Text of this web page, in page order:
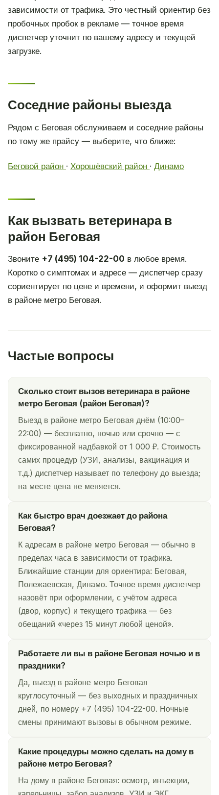
зависимости от трафика. Это честный ориентир без
пробочных пробок в рекламе — точное время
диспетчер уточнит по вашему адресу и текущей
загрузке.
Соседние районы выезда
Рядом с Беговая обслуживаем и соседние районы
по тому же прайсу — выберите, что ближе:
Беговой район · Хорошёвский район · Динамо
Как вызвать ветеринара в
район Беговая
Звоните +7 (495) 104-22-00 в любое время.
Коротко о симптомах и адресе — диспетчер сразу
сориентирует по цене и времени, и оформит выезд
в районе метро Беговая.
Частые вопросы
Сколько стоит вызов ветеринара в районе
метро Беговая (район Беговая)?
Выезд в районе метро Беговая днём (10:00–
22:00) — бесплатно, ночью или срочно — с
фиксированной надбавкой от 1 000 ₽. Стоимость
самих процедур (УЗИ, анализы, вакцинация и
т.д.) диспетчер называет по телефону до выезда;
на месте цена не меняется.
Как быстро врач доезжает до района
Беговая?
К адресам в районе метро Беговая — обычно в
пределах часа в зависимости от трафика.
Ближайшие станции для ориентира: Беговая,
Полежаевская, Динамо. Точное время диспетчер
назовёт при оформлении, с учётом адреса
(двор, корпус) и текущего трафика — без
обещаний «через 15 минут любой ценой».
Работаете ли вы в районе Беговая ночью и в
праздники?
Да, выезд в районе метро Беговая
круглосуточный — без выходных и праздничных
дней, по номеру +7 (495) 104-22-00. Ночные
смены принимают вызовы в обычном режиме.
Какие процедуры можно сделать на дому в
районе метро Беговая?
На дому в районе Беговая: осмотр, инъекции,